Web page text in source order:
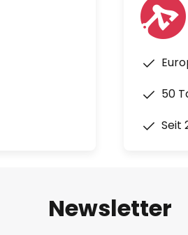
50
Seit
Newsletter